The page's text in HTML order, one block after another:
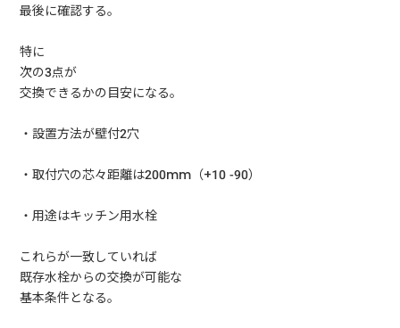
最後に確認する。
特に
次の3点が
交換できるかの目安になる。
・設置方法が壁付2穴
・取付穴の芯々距離は200mm（+10 -90）
・用途はキッチン用水栓
これらが一致していれば
既存水栓からの交換が可能な
基本条件となる。